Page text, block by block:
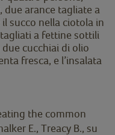
arance tagliate a
succo nella ciotola in
a fettine sottili
cucchiai di olio
fresca, e l’insalata
the common
E., Treacy B., su